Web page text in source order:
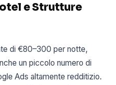
e Strutture
di €80–300 per notte,
un piccolo numero di
Ads altamente redditizio.